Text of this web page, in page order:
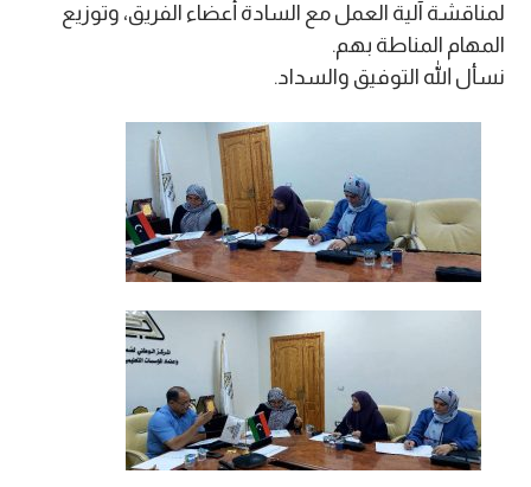
لمناقشة آلية العمل مع السادة أعضاء الفريق، وتوزيع
المهام المناطة بهم.
نسأل الله التوفيق والسداد.